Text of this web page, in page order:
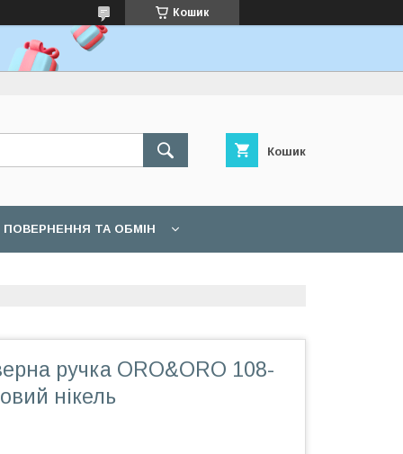
Кошик
Кошик
ПОВЕРНЕННЯ ТА ОБМІН
ручка ORO&ORO 108-
нікель